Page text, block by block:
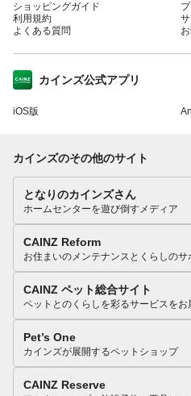
ショッピングガイド
利用規約
よくある質問
カインズ公式アプリ
iOS版
カインズのその他のサイト
となりのカインズさん
ホームセンターを遊び倒すメディア
CAINZ Reform
お住まいのメンテナンスとくらしのサ
CAINZ ペット総合サイト
ペットとのくらしを彩るサービスをお
Pet’s One
カインズが展開するペットショップ
CAINZ Reserve